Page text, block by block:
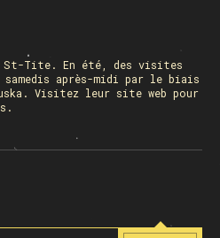
St-Tite. En été, des visites
après-midi par le biais
Visitez leur site web pour